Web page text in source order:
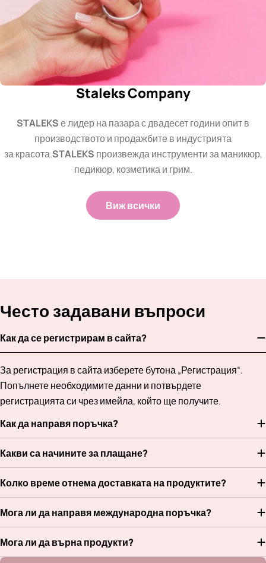
Staleks Company
STALEKSе лидер на пазара с двадесет години опит в
производството и продажбите в индустрията
за красота.STALEKS произвежда инструменти за маникюр,
педикюр, козметика и грим.
Виж всички
Често задавани въпроси
Как да се регистрирам в сайта?
За регистрация в сайта изберете бутона „Регистрация“.
Попълнете необходимите данни и потвърдете
регистрацията си чрез имейла, който ще получите.
Как да направя поръчка?
Какви са начините за плащане?
Колко време отнема доставката на продуктите?
Мога ли да направя международна поръчка?
Мога ли да върна продукти?